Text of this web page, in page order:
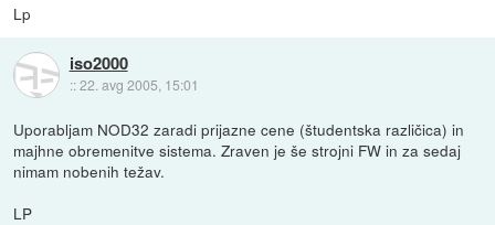
Lp
iso2000
::22. avg 2005, 15:01
Uporabljam NOD32 zaradi prijazne cene (študentska različica) in
majhne obremenitve sistema. Zraven je še strojni FW in za sedaj
nimam nobenih težav.
LP